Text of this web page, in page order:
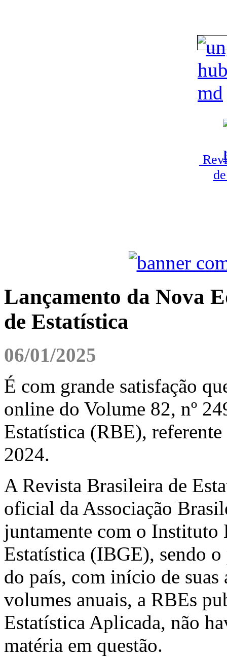
Lançamento da Nova
de Estatística
06/01/2025
É com grande satisfação
online do Volume 82, nº
Estatística (RBE),
2024.
A Revista Brasileira de
oficial da Associação
juntamente com o Instituto
Estatística (IBGE), sendo
do país, com início de
volumes anuais, a RBEs
Estatística Aplicada, não
matéria em questão.